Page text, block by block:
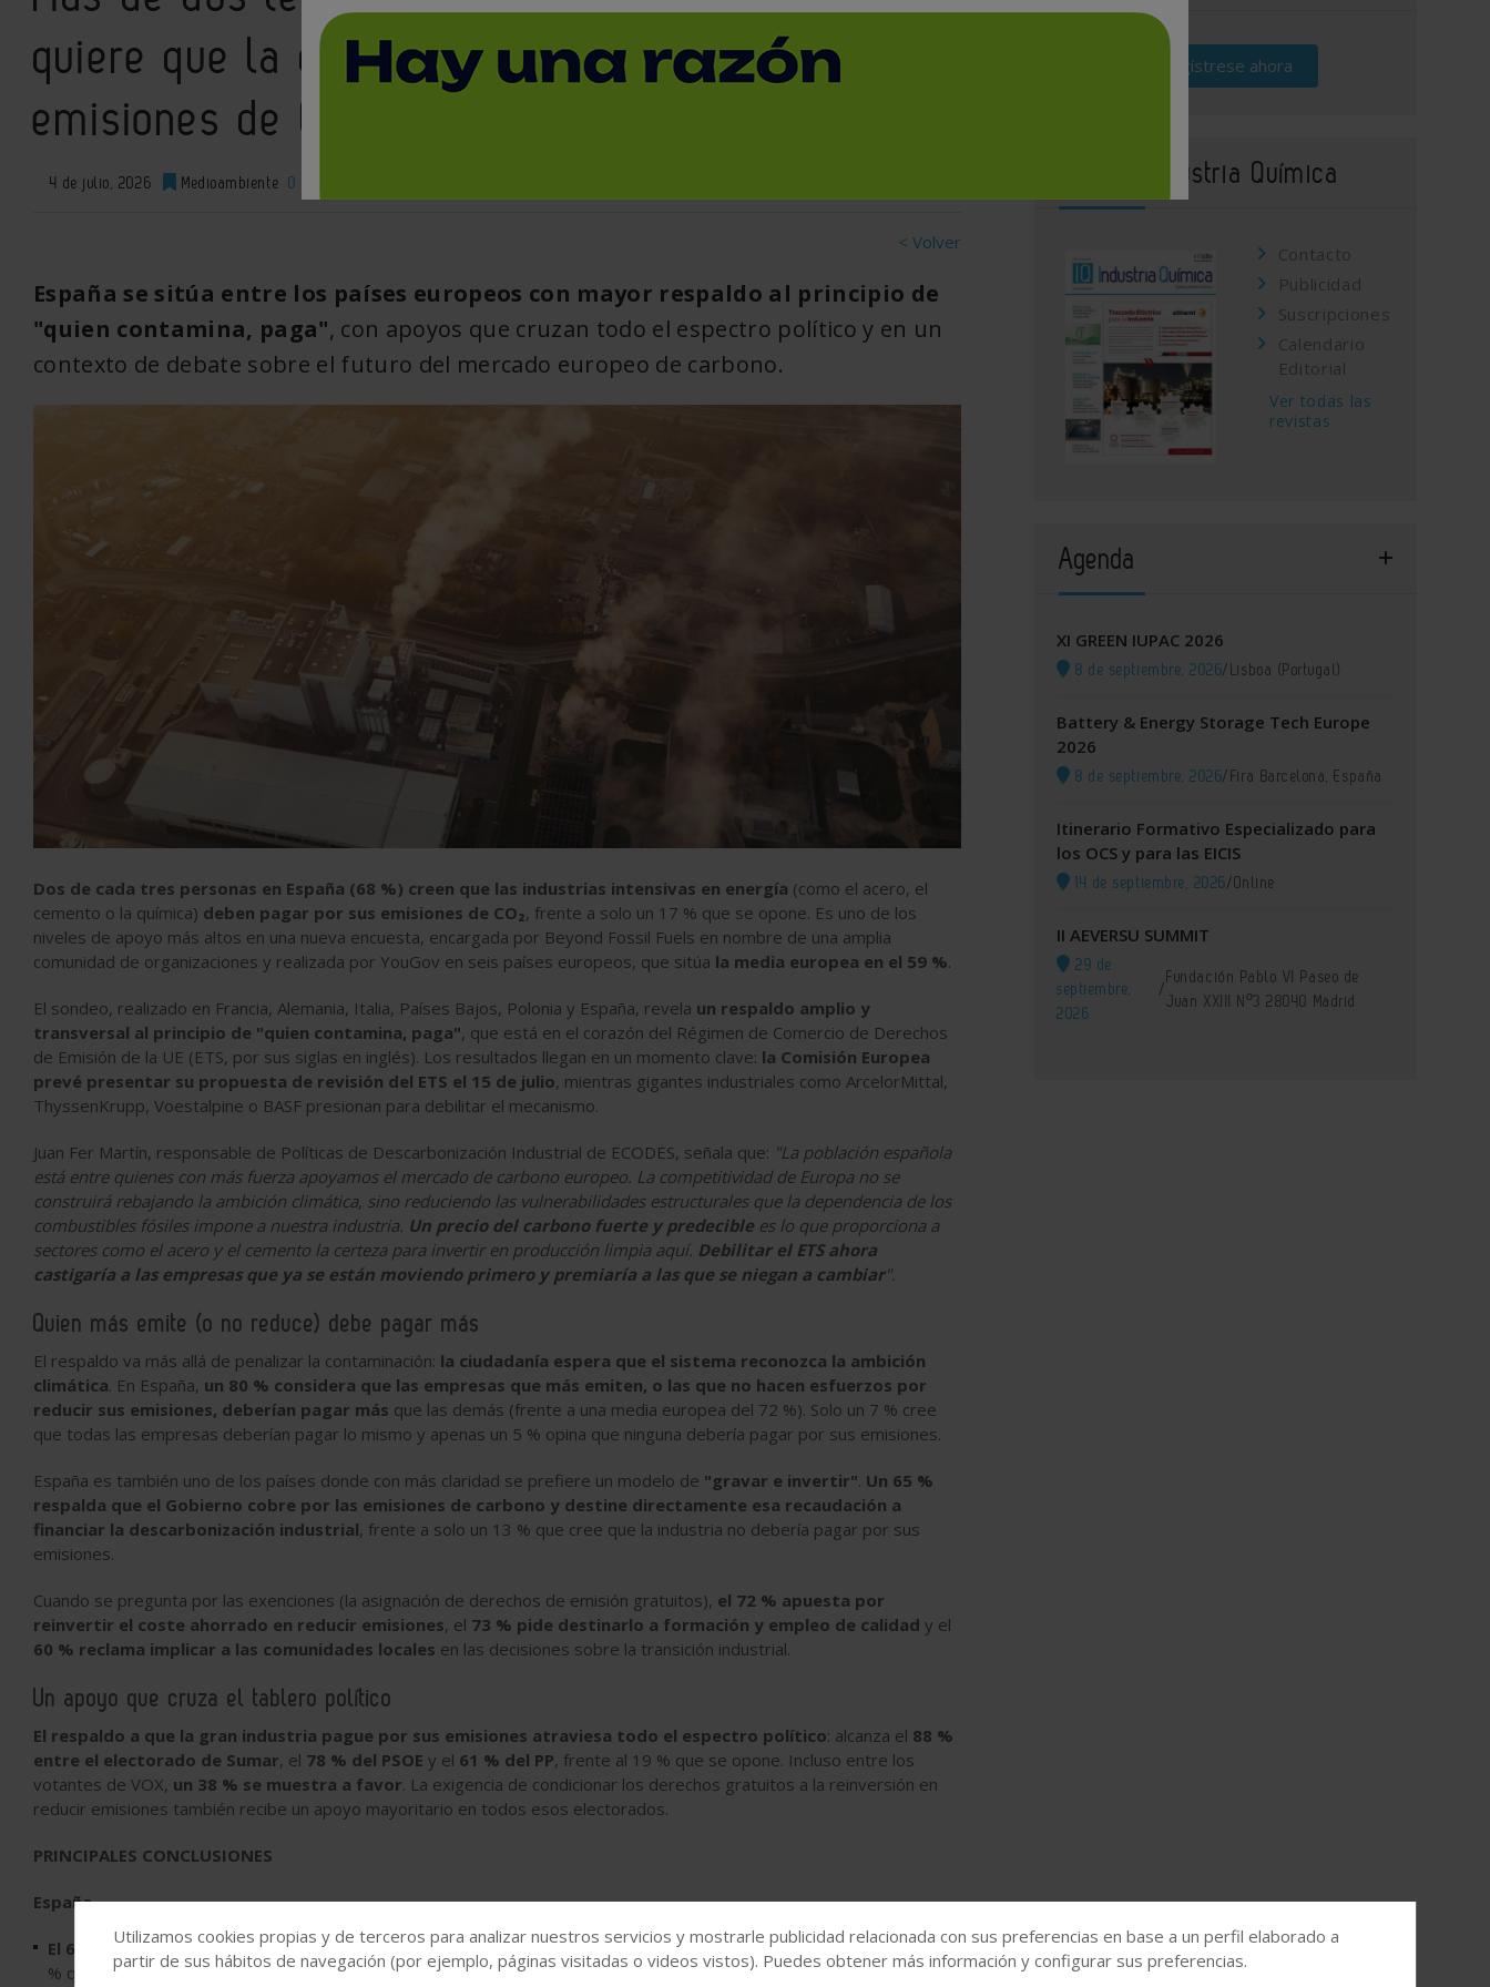
quiere que la gran industria pague por sus
emisiones de CO2
4 de julio, 2026 Medioambiente 0
< Volver
España se sitúa entre los países europeos con mayor respaldo al principio de
"quien contamina, paga", con apoyos que cruzan todo el espectro político y en un
contexto de debate sobre el futuro del mercado europeo de carbono.
Dos de cada tres personas en España (68 %) creen que las industrias intensivas en energía (como el acero, el
cemento o la química) deben pagar por sus emisiones de CO₂, frente a solo un 17 % que se opone. Es uno de los
niveles de apoyo más altos en una nueva encuesta, encargada por Beyond Fossil Fuels en nombre de una amplia
comunidad de organizaciones y realizada por YouGov en seis países europeos, que sitúa la media europea en el 59 %.
El sondeo, realizado en Francia, Alemania, Italia, Países Bajos, Polonia y España, revela un respaldo amplio y
transversal al principio de "quien contamina, paga", que está en el corazón del Régimen de Comercio de Derechos
de Emisión de la UE (ETS, por sus siglas en inglés). Los resultados llegan en un momento clave: la Comisión Europea
prevé presentar su propuesta de revisión del ETS el 15 de julio, mientras gigantes industriales como ArcelorMittal,
ThyssenKrupp, Voestalpine o BASF presionan para debilitar el mecanismo.
Juan Fer Martín, responsable de Políticas de Descarbonización Industrial de ECODES, señala que: "La población española
está entre quienes con más fuerza apoyamos el mercado de carbono europeo. La competitividad de Europa no se
construirá rebajando la ambición climática, sino reduciendo las vulnerabilidades estructurales que la dependencia de los
combustibles fósiles impone a nuestra industria. Un precio del carbono fuerte y predecible es lo que proporciona a
sectores como el acero y el cemento la certeza para invertir en producción limpia aquí. Debilitar el ETS ahora
castigaría a las empresas que ya se están moviendo primero y premiaría a las que se niegan a cambiar".
Quien más emite (o no reduce) debe pagar más
El respaldo va más allá de penalizar la contaminación: la ciudadanía espera que el sistema reconozca la ambición
climática. En España, un 80 % considera que las empresas que más emiten, o las que no hacen esfuerzos por
reducir sus emisiones, deberían pagar más que las demás (frente a una media europea del 72 %). Solo un 7 % cree
que todas las empresas deberían pagar lo mismo y apenas un 5 % opina que ninguna debería pagar por sus emisiones.
España es también uno de los países donde con más claridad se prefiere un modelo de "gravar e invertir". Un 65 %
respalda que el Gobierno cobre por las emisiones de carbono y destine directamente esa recaudación a
financiar la descarbonización industrial, frente a solo un 13 % que cree que la industria no debería pagar por sus
emisiones.
Cuando se pregunta por las exenciones (la asignación de derechos de emisión gratuitos), el 72 % apuesta por
reinvertir el coste ahorrado en reducir emisiones, el 73 % pide destinarlo a formación y empleo de calidad y el
60 % reclama implicar a las comunidades locales en las decisiones sobre la transición industrial.
Un apoyo que cruza el tablero político
El respaldo a que la gran industria pague por sus emisiones atraviesa todo el espectro político: alcanza el 88 %
entre el electorado de Sumar, el 78 % del PSOE y el 61 % del PP, frente al 19 % que se opone. Incluso entre los
votantes de VOX, un 38 % se muestra a favor. La exigencia de condicionar los derechos gratuitos a la reinversión en
reducir emisiones también recibe un apoyo mayoritario en todos esos electorados.
PRINCIPALES CONCLUSIONES
España
El 68 % apoya exigir a las industrias intensivas en energía que paguen por sus emisiones de CO₂ , frente al 17
% que se opone.
Regístrese ahora
Revista Industria Química
Contacto
Publicidad
Suscripciones
Calendario
Editorial
Ver todas las
revistas
Agenda
XI GREEN IUPAC 2026
8 de septiembre, 2026/Lisboa (Portugal)
Battery & Energy Storage Tech Europe
2026
8 de septiembre, 2026/Fira Barcelona, España
Itinerario Formativo Especializado para
los OCS y para las EICIS
14 de septiembre, 2026/Online
II AEVERSU SUMMIT
29 de
septiembre,
2026
/
Fundación Pablo VI Paseo de
Juan XXIII Nº3 28040 Madrid
Utilizamos cookies propias y de terceros para analizar nuestros servicios y mostrarle publicidad relacionada con sus preferencias en base a un perfil elaborado a
partir de sus hábitos de navegación (por ejemplo, páginas visitadas o videos vistos). Puedes obtener más información y configurar sus preferencias.